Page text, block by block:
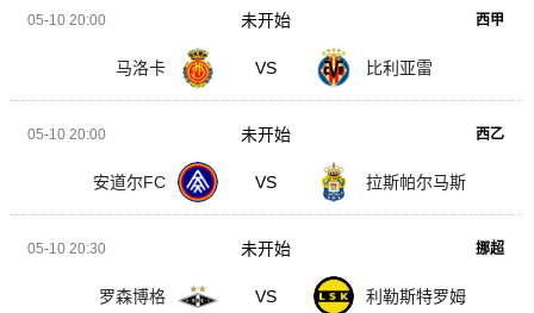
05-10 20:00 西甲
马洛卡 VS 比利亚雷
未开始
05-10 20:00 西乙
安道尔FC VS 拉斯帕尔马斯
未开始
05-10 20:30 挪超
罗森博格 VS 利勒斯特罗姆
未开始